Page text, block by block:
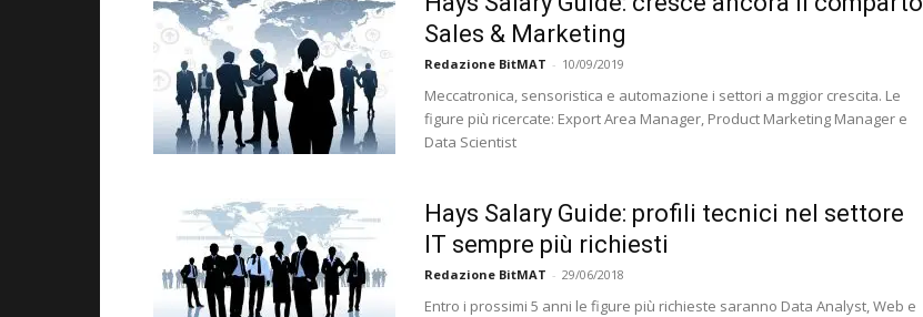
Sales & Marketing
Redazione BitMAT - 10/09/2019
Meccatronica, sensoristica e automazione i settori a mggior crescita. Le
figure più ricercate: Export Area Manager, Product Marketing Manager e
Data Scientist
Hays Salary Guide: profili tecnici nel settore
IT sempre più richiesti
Redazione BitMAT - 29/06/2018
Entro i prossimi 5 anni le figure più richieste saranno Data Analyst, Web e